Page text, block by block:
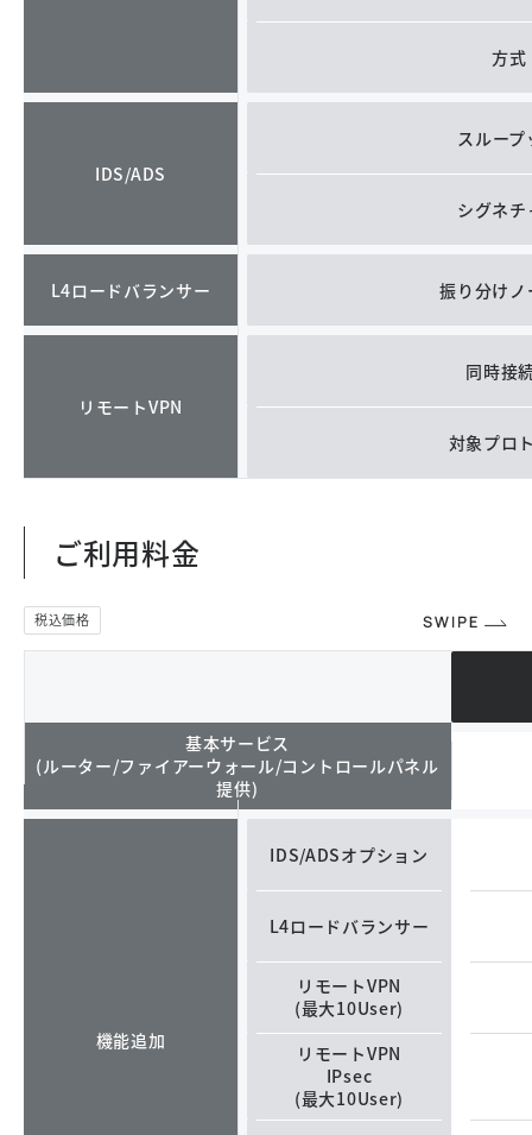
方式
IDS/ADS
スループ
シグネチ
L4ロードバランサー 振り分けノ
リモートVPN
同時接
対象プロ
ご利用料金
基本サービス
(ルーター/ファイアーウォール/コントロールパネル
提供)
機能追加
IDS/ADSオプション
L4ロードバランサー
リモートVPN
(最大10User)
リモートVPN
IPsec
(最大10User)